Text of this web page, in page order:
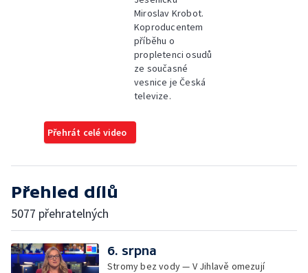
Miroslav Krobot.
Koproducentem
příběhu o
propletenci osudů
ze současné
vesnice je Česká
televize.
Přehrát celé video
Přehled dílů
5077 přehratelných
6. srpna
Stromy bez vody — V Jihlavě omezují